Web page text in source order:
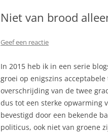
Niet van brood
Geef een reactie
In 2015 heb ik in een serie
groei op enigszins
overschrijding van de twee
dus tot een sterke opwarming
bevestigd door een bekende
politicus, ook niet van groene